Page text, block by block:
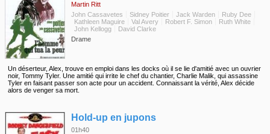
Martin Ritt
John Cassavetes
Sidney Poitier Jack Warden
Ruby Dee
Kathleen Maguire
Val Avery Robert F. Simon
Ruth White
John Kellogg
David Clarke
Drame
Un déserteur, Alex, trouve en emploi dans les docks où il se lie d'amitié avec un ouvrier
noir, Tommy Tyler. Une amitié qui irrite le chef du chantier, Charlie Malik, qui assassine
Tyler en faisant passer son acte pour un accident. Connaissant la vérité, Alex décide
alors de venger sa mort.
Hold-up en jupons
01h40